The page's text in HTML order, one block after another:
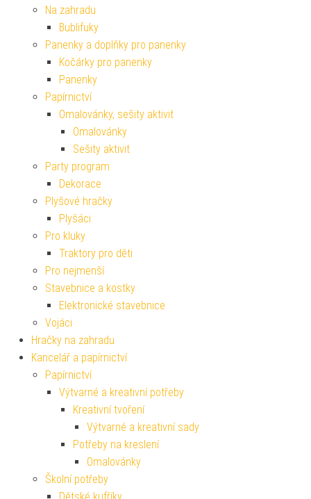
Na zahradu
Bublifuky
Panenky a doplňky pro panenky
Kočárky pro panenky
Panenky
Papírnictví
Omalovánky, sešity aktivit
Omalovánky
Sešity aktivit
Party program
Dekorace
Plyšové hračky
Plyšáci
Pro kluky
Traktory pro děti
Pro nejmenší
Stavebnice a kostky
Elektronické stavebnice
Vojáci
Hračky na zahradu
Kancelář a papírnictví
Papírnictví
Výtvarné a kreativní potřeby
Kreativní tvoření
Výtvarné a kreativní sady
Potřeby na kreslení
Omalovánky
Školní potřeby
Dětské kufříky